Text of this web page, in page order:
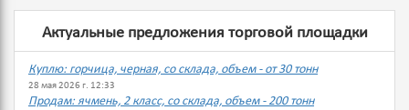
Актуальные предложения торговой площадки
Куплю: горчица, черная, со склада, объем - от 30 тонн
28 мая 2026 г. 12:33
Продам: ячмень, 2 класс, со склада, объем - 200 тонн